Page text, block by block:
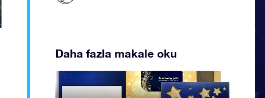
Daha fazla makale oku